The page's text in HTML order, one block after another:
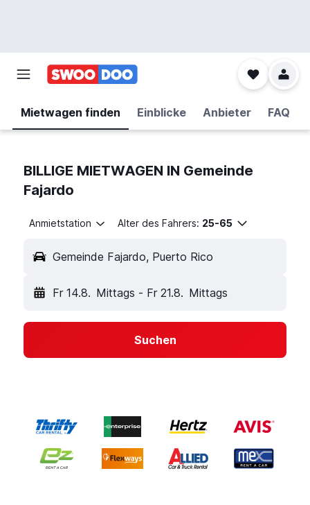
Mietwagen finden Einblicke Anbieter FAQ
BILLIGE MIETWAGEN IN Gemeinde
Fajardo
Anmietstation Alter des Fahrers: 25-65
Gemeinde Fajardo, Puerto Rico
Fr 14.8. Mittags - Fr 21.8. Mittags
Suchen